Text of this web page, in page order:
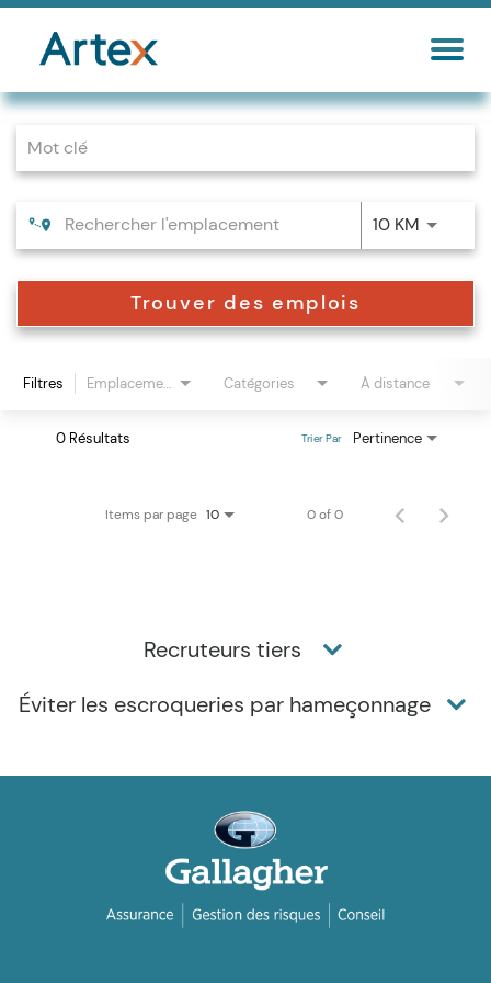
Job Search Page
10 KM
Trouver des emplois
Filtres Emplacements Catégories À distance
0 Résultats Pertinence
Trier Par
Items par page 10 0 of 0
Recruteurs tiers
Éviter les escroqueries par hameçonnage